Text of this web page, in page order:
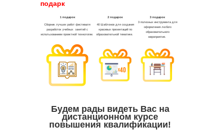
подарк
Будем рады видеть Вас на
дистанционном курсе
повышения квалификации!